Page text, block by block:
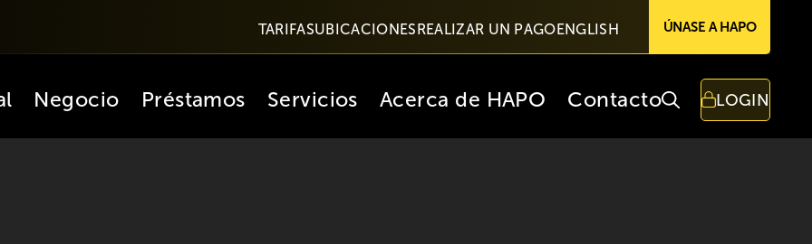
TARIFASUBICACIONES REALIZAR UN PAGO ENGLISH ÚNASE A HAPO
Negocio Préstamos Servicios Acerca de HAPO Contacto LOGIN